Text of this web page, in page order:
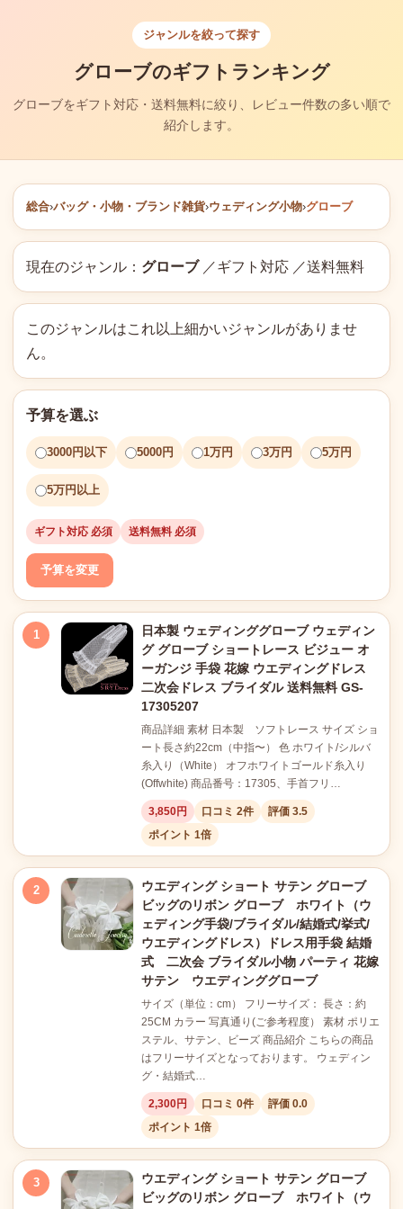
ジャンルを絞って探す
グローブのギフトランキング
グローブをギフト対応・送料無料に絞り、レビュー件数の多い順で
紹介します。
総合›バッグ・小物・ブランド雑貨›ウェディング小物›グローブ
現在のジャンル： グローブ／ギフト対応 ／送料無料
このジャンルはこれ以上細かいジャンルがありませ
ん。
予算を選ぶ
3000円以下 5000円 1万円 3万円 5万円
5万円以上
ギフト対応 必須 送料無料 必須
予算を変更
1
日本製 ウェディンググローブ ウェディン
グ グローブ ショートレース ビジュー オ
ーガンジ 手袋 花嫁 ウエディングドレス
二次会ドレス ブライダル 送料無料 GS-
17305207
商品詳細 素材 日本製 ソフトレース サイズ ショ
ート長さ約22cm（中指〜） 色 ホワイト/シルバ
糸入り（White） オフホワイトゴールド糸入り
(Offwhite) 商品番号：17305、手首フリ…
3,850円 口コミ 2件
評価 3.5
ポイント 1倍
2
ウエディング ショート サテン グローブ
ビッグのリボン グローブ ホワイト（ウ
ェディング手袋/ブライダル/結婚式/挙式/
ウエディングドレス）ドレス用手袋 結婚
式 二次会 ブライダル小物 パーティ 花嫁
サテン ウエディンググローブ
サイズ（単位：cm） フリーサイズ： 長さ：約
25CM カラー 写真通り(ご参考程度） 素材 ポリエ
ステル、サテン、ビーズ 商品紹介 こちらの商品
はフリーサイズとなっております。 ウェディン
グ・結婚式…
2,300円 口コミ 0件
評価 0.0
ポイント 1倍
3
ウエディング ショート サテン グローブ
ビッグのリボン グローブ ホワイト（ウ